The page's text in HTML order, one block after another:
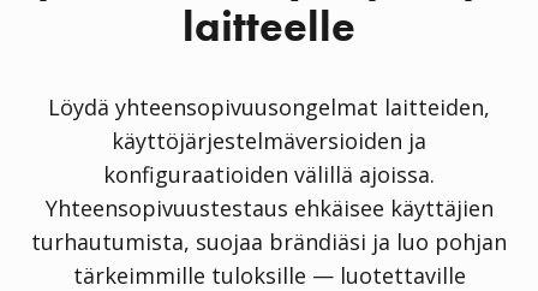
laitteelle
Löydä yhteensopivuusongelmat laitteiden,
käyttöjärjestelmäversioiden ja
konfiguraatioiden välillä ajoissa.
Yhteensopivuustestaus ehkäisee käyttäjien
turhautumista, suojaa brändiäsi ja luo pohjan
tärkeimmille tuloksille — luotettaville